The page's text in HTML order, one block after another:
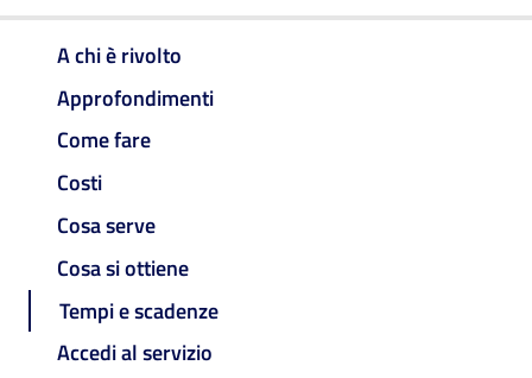
A chi è rivolto
Approfondimenti
Come fare
Costi
Cosa serve
Cosa si ottiene
Tempi e scadenze
Accedi al servizio